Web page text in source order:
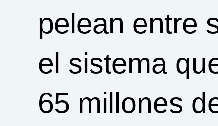
pelean entre
el sistema
65 millones